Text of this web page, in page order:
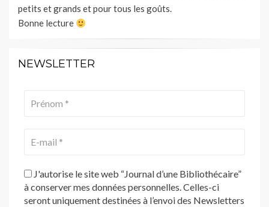
petits et grands et pour tous les goûts.
Bonne lecture
NEWSLETTER
J'autorise le site web “Journal d’une Bibliothécaire”
à conserver mes données personnelles. Celles-ci
seront uniquement destinées à l’envoi des Newsletters